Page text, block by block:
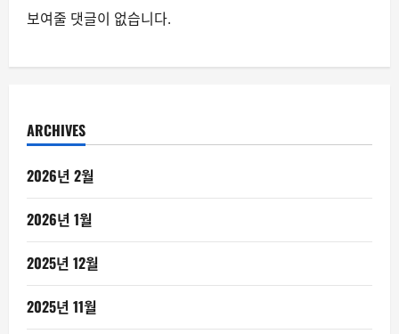
보여줄 댓글이 없습니다.
ARCHIVES
2026년 2월
2026년 1월
2025년 12월
2025년 11월